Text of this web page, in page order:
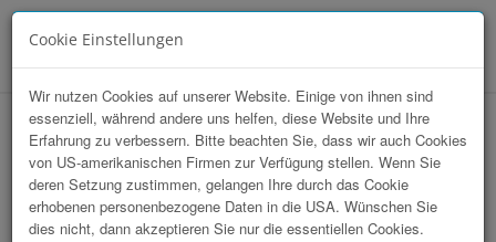
Installation Domplatz / Wkoö
FloristInnen
Cookie Einstellungen
Wir nutzen Cookies auf unserer Website. Einige von ihnen sind
essenziell, während andere uns helfen, diese Website und Ihre
Erfahrung zu verbessern. Bitte beachten Sie, dass wir auch Cookies
von US-amerikanischen Firmen zur Verfügung stellen. Wenn Sie
deren Setzung zustimmen, gelangen Ihre durch das Cookie
erhobenen personenbezogene Daten in die USA. Wünschen Sie
dies nicht, dann akzeptieren Sie nur die essentiellen Cookies.